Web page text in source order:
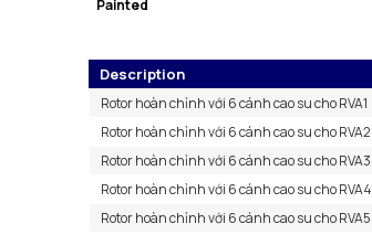
Painted
Description
Rotor hoàn chỉnh với 6 cánh cao su cho RVA1
Rotor hoàn chỉnh với 6 cánh cao su cho RVA2
Rotor hoàn chỉnh với 6 cánh cao su cho RVA3
Rotor hoàn chỉnh với 6 cánh cao su cho RVA4
Rotor hoàn chỉnh với 6 cánh cao su cho RVA5